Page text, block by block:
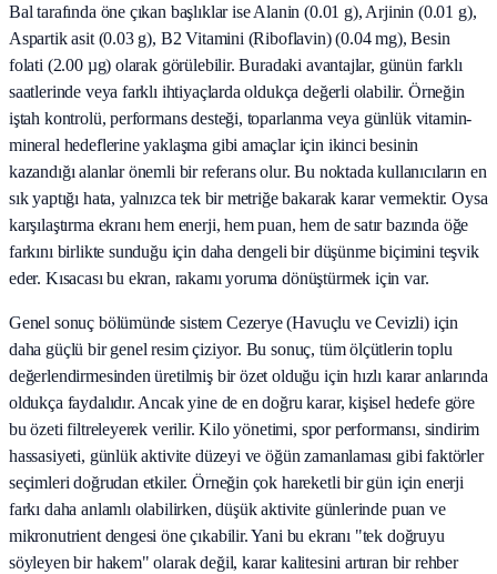
Bal tarafında öne çıkan başlıklar ise Alanin (0.01 g), Arjinin (0.01 g),
Aspartik asit (0.03 g), B2 Vitamini (Riboflavin) (0.04 mg), Besin
folati (2.00 µg) olarak görülebilir. Buradaki avantajlar, günün farklı
saatlerinde veya farklı ihtiyaçlarda oldukça değerli olabilir. Örneğin
iştah kontrolü, performans desteği, toparlanma veya günlük vitamin-
mineral hedeflerine yaklaşma gibi amaçlar için ikinci besinin
kazandığı alanlar önemli bir referans olur. Bu noktada kullanıcıların en
sık yaptığı hata, yalnızca tek bir metriğe bakarak karar vermektir. Oysa
karşılaştırma ekranı hem enerji, hem puan, hem de satır bazında öğe
farkını birlikte sunduğu için daha dengeli bir düşünme biçimini teşvik
eder. Kısacası bu ekran, rakamı yoruma dönüştürmek için var.
Genel sonuç bölümünde sistem Cezerye (Havuçlu ve Cevizli) için
daha güçlü bir genel resim çiziyor. Bu sonuç, tüm ölçütlerin toplu
değerlendirmesinden üretilmiş bir özet olduğu için hızlı karar anlarında
oldukça faydalıdır. Ancak yine de en doğru karar, kişisel hedefe göre
bu özeti filtreleyerek verilir. Kilo yönetimi, spor performansı, sindirim
hassasiyeti, günlük aktivite düzeyi ve öğün zamanlaması gibi faktörler
seçimleri doğrudan etkiler. Örneğin çok hareketli bir gün için enerji
farkı daha anlamlı olabilirken, düşük aktivite günlerinde puan ve
mikronutrient dengesi öne çıkabilir. Yani bu ekranı "tek doğruyu
söyleyen bir hakem" olarak değil, karar kalitesini artıran bir rehber